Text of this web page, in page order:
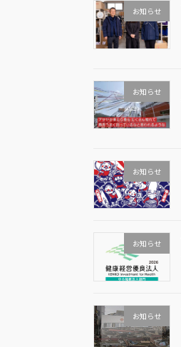
お知らせ
お知らせ
お知らせ
お知らせ
お知らせ